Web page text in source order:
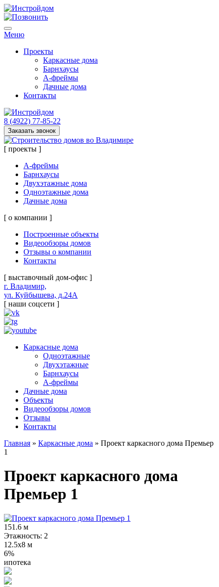
Меню
Проекты
Каркасные дома
Барнхаусы
А-фреймы
Дачные дома
Контакты
8 (4922) 77-85-22
Заказать звонок
[ проекты ]
А-фреймы
Барнхаусы
Двухэтажные дома
Одноэтажные дома
Дачные дома
[ о компании ]
Построенные объекты
Видеообзоры домов
Отзывы о компании
Контакты
[ выставочный дом-офис ]
г. Владимир,
ул. Куйбышева, д.24А
[ наши соцсети ]
Каркасные дома
Одноэтажные
Двухэтажные
Барнхаусы
А-фреймы
Дачные дома
Объекты
Видеообзоры домов
Отзывы
Контакты
Главная » Каркасные дома » Проект каркасного дома Премьер
1
Проект каркасного дома
Премьер 1
151.6 м
Этажность: 2
12.5х8 м
6%
ипотека